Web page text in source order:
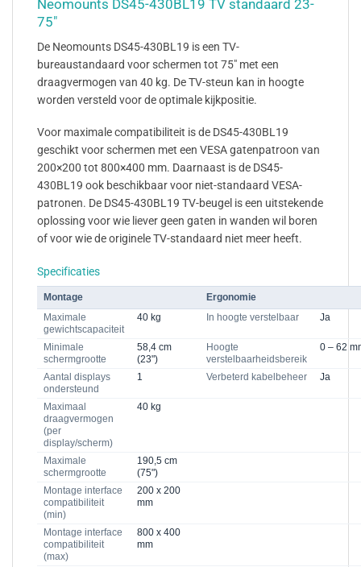
Neomounts DS45-430BL19 TV standaard 23-
75"
De Neomounts DS45-430BL19 is een TV-
bureaustandaard voor schermen tot 75″ met een
draagvermogen van 40 kg. De TV-steun kan in hoogte
worden versteld voor de optimale kijkpositie.
Voor maximale compatibiliteit is de DS45-430BL19
geschikt voor schermen met een VESA gatenpatroon van
200×200 tot 800×400 mm. Daarnaast is de DS45-
430BL19 ook beschikbaar voor niet-standaard VESA-
patronen. De DS45-430BL19 TV-beugel is een uitstekende
oplossing voor wie liever geen gaten in wanden wil boren
of voor wie de originele TV-standaard niet meer heeft.
Specificaties
Montage
Ergonomie
Maximale
gewichtscapaciteit
40 kg In hoogte verstelbaar Ja
Minimale
schermgrootte
58,4 cm
(23")
Hoogte
verstelbaarheidsbereik
0 – 62
Aantal displays
ondersteund
1 Verbeterd kabelbeheer Ja
Maximaal
draagvermogen
(per
display/scherm)
40 kg
Maximale
schermgrootte
190,5 cm
(75")
Montage interface
compatibiliteit
(min)
200 x 200
mm
Montage interface
compatibiliteit
(max)
800 x 400
mm